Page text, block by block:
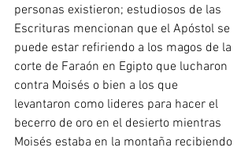
personas existieron; estudiosos de las
Escrituras mencionan que el Apóstol se
puede estar refiriendo a los magos de la
corte de Faraón en Egipto que lucharon
contra Moisés o bien a los que
levantaron como lideres para hacer el
becerro de oro en el desierto mientras
Moisés estaba en la montaña recibiendo